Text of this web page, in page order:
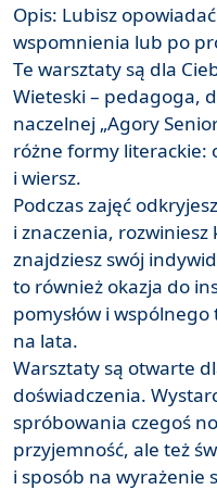
Opis: Lubisz
wspomnienia lub po
Te warsztaty są dla
Wieteski – pedagoga,
naczelnej „Agory
różne formy
i wiersz.
Podczas zajęć
i znaczenia,
znajdziesz swój
to również okazja do
pomysłów i
na lata.
Warsztaty są otwarte
doświadczenia.
spróbowania czegoś
przyjemność, ale też
i sposób na wyrażenie